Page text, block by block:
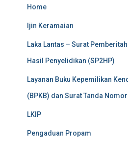
Home
Ijin Keramaian
Laka Lantas – Surat
Hasil Penyelidikan (SP2HP)
Layanan Buku Kepemilikan
(BPKB) dan Surat Tanda
LKIP
Pengaduan Propam